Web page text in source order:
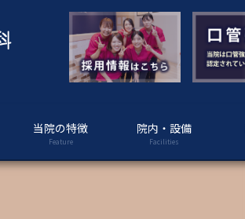
当院の特徴
Feature
院内・設備
Facilities